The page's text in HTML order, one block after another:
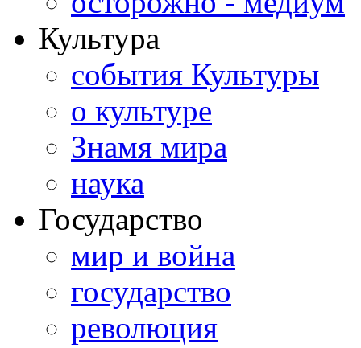
Культура
события Культуры
о культуре
Знамя мира
наука
Государство
мир и война
государство
революция